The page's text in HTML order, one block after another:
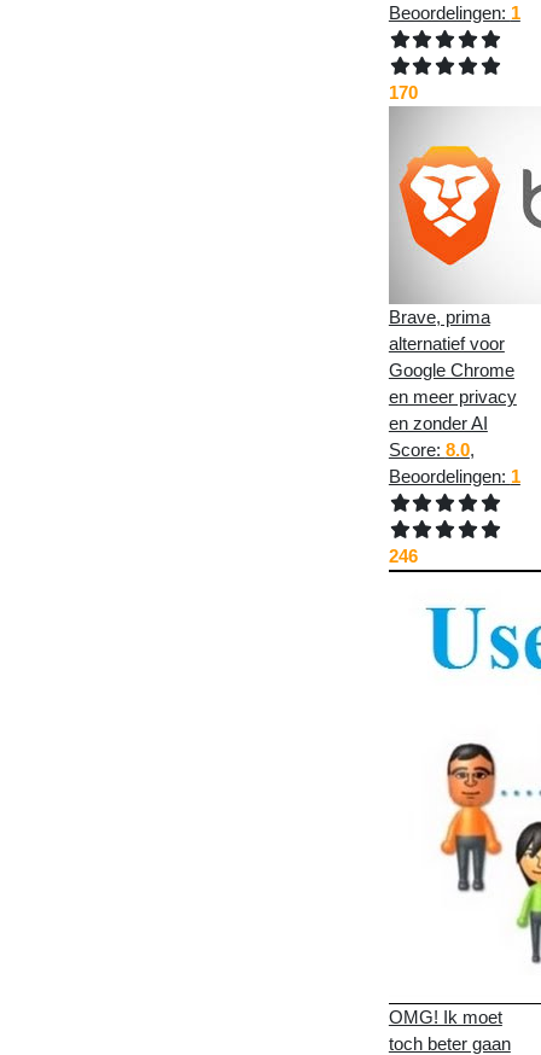
Beoordelingen: 1
170
Brave, prima
alternatief voor
Google Chrome
en meer privacy
en zonder AI
Score: 8.0,
Beoordelingen: 1
246
OMG! Ik moet
toch beter gaan